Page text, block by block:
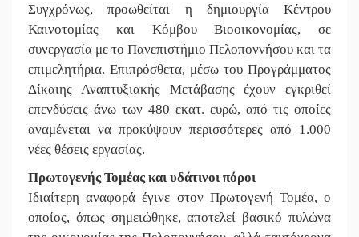
Συγχρόνως, προωθείται η δημιουργία Κέντρου
Καινοτομίας και Κόμβου Βιοοικονομίας, σε
συνεργασία με το Πανεπιστήμιο Πελοποννήσου και τα
επιμελητήρια. Επιπρόσθετα, μέσω του Προγράμματος
Δίκαιης Αναπτυξιακής Μετάβασης έχουν εγκριθεί
επενδύσεις άνω των 480 εκατ. ευρώ, από τις οποίες
αναμένεται να προκύψουν περισσότερες από 1.000
νέες θέσεις εργασίας.
Πρωτογενής Τομέας και υδάτινοι πόροι
Ιδιαίτερη αναφορά έγινε στον Πρωτογενή Τομέα, ο
οποίος, όπως σημειώθηκε, αποτελεί βασικό πυλώνα